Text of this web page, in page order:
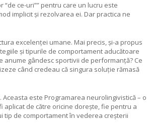
ce-uri”” pentru care un lucru este
implicit și rezolvarea ei. Dar practica ne
excelenței umane. Mai precis, și-a propus
și tipurile de comportament aducătoare
anume gândesc sportivii de performanță? Ce
când credeau că singura soluție rămasă
este Programarea neurolingivistică – o
de către oricine dorește, fie pentru a
de comportament în vederea creșterii